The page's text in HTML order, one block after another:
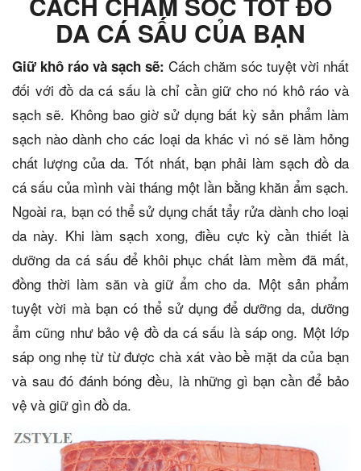
DA CÁ SẤU CỦA BẠN
Giữ khô ráo và sạch sẽ: Cách chăm sóc tuyệt vời nhất
đối với đồ da cá sấu là chỉ cần giữ cho nó khô ráo và
sạch sẽ. Không bao giờ sử dụng bất kỳ sản phẩm làm
sạch nào dành cho các loại da khác vì nó sẽ làm hỏng
chất lượng của da. Tốt nhất, bạn phải làm sạch đồ da
cá sấu của mình vài tháng một lần bằng khăn ẩm sạch.
Ngoài ra, bạn có thể sử dụng chất tẩy rửa dành cho loại
da này. Khi làm sạch xong, điều cực kỳ cần thiết là
dưỡng da cá sấu để khôi phục chất làm mềm đã mất,
đồng thời làm săn và giữ ẩm cho da. Một sản phẩm
tuyệt vời mà bạn có thể sử dụng để dưỡng da, dưỡng
ẩm cũng như bảo vệ đồ da cá sấu là sáp ong. Một lớp
sáp ong nhẹ từ từ được chà xát vào bề mặt da của bạn
và sau đó đánh bóng đều, là những gì bạn cần để bảo
vệ và giữ gìn đồ da.